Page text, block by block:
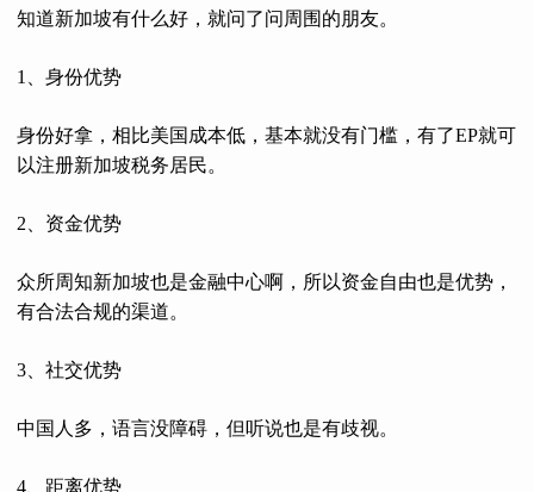
知道新加坡有什么好，就问了问周围的朋友。
1、身份优势
身份好拿，相比美国成本低，基本就没有门槛，有了EP就可
以注册新加坡税务居民。
2、资金优势
众所周知新加坡也是金融中心啊，所以资金自由也是优势，
有合法合规的渠道。
3、社交优势
中国人多，语言没障碍，但听说也是有歧视。
4、距离优势